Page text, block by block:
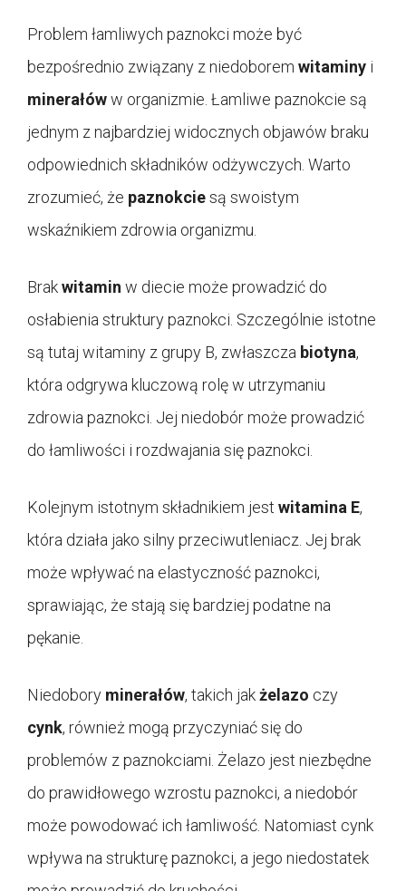
Problem łamliwych paznokci może być
bezpośrednio związany z niedoborem witaminy i
minerałóww organizmie. Łamliwe paznokcie są
jednym z najbardziej widocznych objawów braku
odpowiednich składników odżywczych. Warto
zrozumieć, że paznokciesą swoistym
wskaźnikiem zdrowia organizmu.
Brakwitamin w diecie może prowadzić do
osłabienia struktury paznokci. Szczególnie istotne
są tutaj witaminy z grupy B, zwłaszcza biotyna,
która odgrywa kluczową rolę w utrzymaniu
zdrowia paznokci. Jej niedobór może prowadzić
do łamliwości i rozdwajania się paznokci.
Kolejnym istotnym składnikiem jest witamina E,
która działa jako silny przeciwutleniacz. Jej brak
może wpływać na elastyczność paznokci,
sprawiając, że stają się bardziej podatne na
pękanie.
Niedobory minerałów, takich jakżelazo czy
cynk, również mogą przyczyniać się do
problemów z paznokciami. Żelazo jest niezbędne
do prawidłowego wzrostu paznokci, a niedobór
może powodować ich łamliwość. Natomiast cynk
wpływa na strukturę paznokci, a jego niedostatek